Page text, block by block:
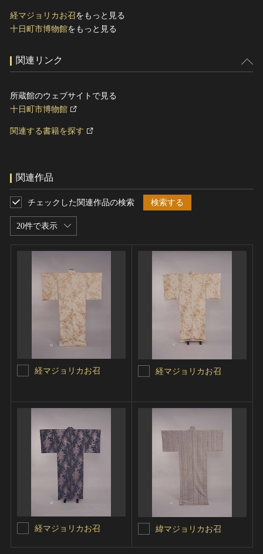
経マジョリカお召をもっと見る
十日町市博物館をもっと見る
関連リンク
所蔵館のウェブサイトで見る
十日町市博物館
関連する書籍を探す
関連作品
20件で表示
チェックした関連作品の検索 検索する
経マジョリカお召 経マジョリカお召
経マジョリカお召 緯マジョリカお召